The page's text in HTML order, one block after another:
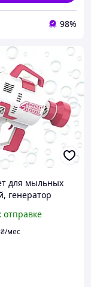
98%
для мыльных
генератор
мыльные
детей,
отправке
₴/мес